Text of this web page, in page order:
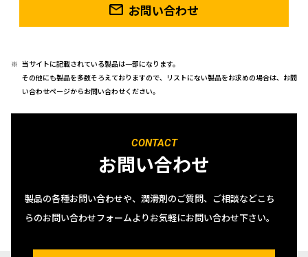
お問い合わせ
当サイトに記載されている製品は一部になります。
その他にも製品を多数そろえておりますので、リストにない製品をお求めの場合は、お問
い合わせページからお問い合わせください。
CONTACT
お問い合わせ
製品の各種お問い合わせや、潤滑剤のご質問、ご相談などこち
らのお問い合わせフォームよりお気軽にお問い合わせ下さい。